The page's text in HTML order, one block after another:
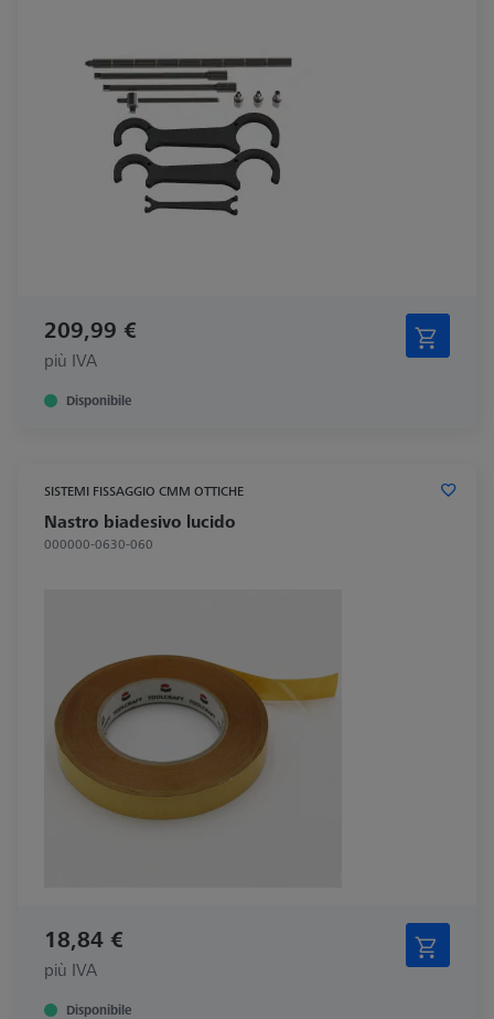
209,99 €
più IVA
Disponibile
SISTEMI FISSAGGIO CMM OTTICHE
Nastro biadesivo lucido
000000-0630-060
18,84 €
più IVA
Disponibile